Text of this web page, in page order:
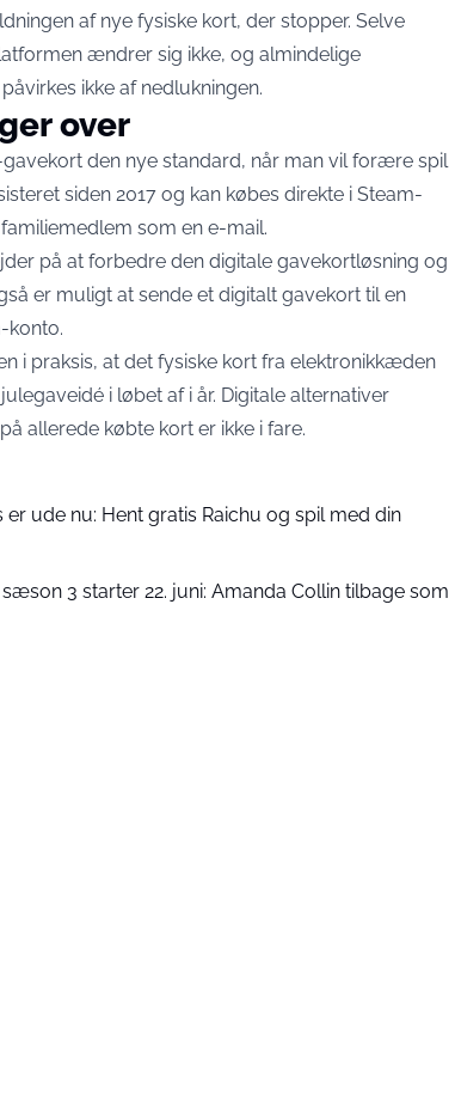
af nye fysiske kort, der stopper. Selve
ændrer sig ikke, og almindelige
ikke af nedlukningen.
over
den nye standard, når man vil forære spil
siden 2017 og kan købes direkte i Steam-
som en e-mail.
på at forbedre den digitale gavekortløsning og
er muligt at sende et digitalt gavekort til en
konto.
i praksis, at det fysiske kort fra elektronikkæden
i løbet af i år. Digitale alternativer
allerede købte kort er ikke i fare.
ude nu: Hent gratis Raichu og spil med din
3 starter 22. juni: Amanda Collin tilbage som